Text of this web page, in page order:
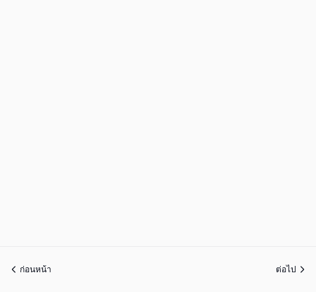
ก่อนหน้า ต่อไป